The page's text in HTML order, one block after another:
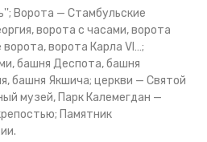
Ворота — Стамбульские
ворота с часами, ворота
ворота Карла VI…;
башня Деспота, башня
башня Якшича; церкви — Святой
музей, Парк Калемегдан —
Памятник